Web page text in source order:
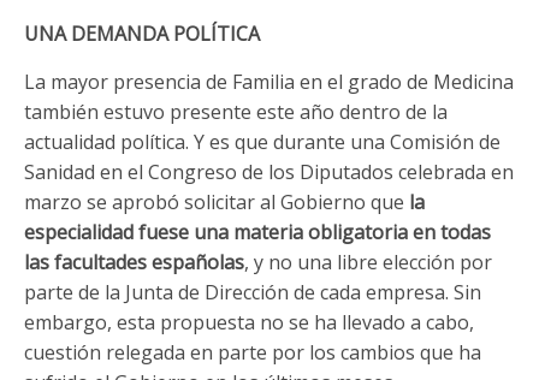
UNA DEMANDA POLÍTICA
La mayor presencia de Familia en el grado de Medicina
también estuvo presente este año dentro de la
actualidad política. Y es que durante una Comisión de
Sanidad en el Congreso de los Diputados celebrada en
marzo se aprobó solicitar al Gobierno que la
especialidad fuese una materia obligatoria en todas
las facultades españolas, y no una libre elección por
parte de la Junta de Dirección de cada empresa. Sin
embargo, esta propuesta no se ha llevado a cabo,
cuestión relegada en parte por los cambios que ha